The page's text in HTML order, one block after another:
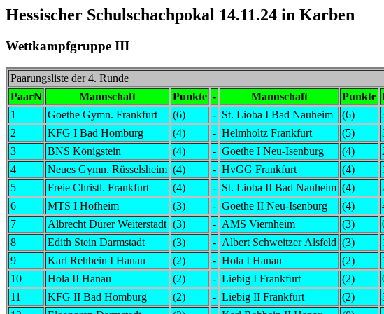
Hessischer Schulschachpokal 14.11.24 in Karben
Wettkampfgruppe III
Paarungsliste der 4. Runde
PaarN
Mannschaft Punkte - Mannschaft Punkte
1
Goethe Gymn. Frankfurt (6) - St. Lioba I Bad Nauheim (6)
2
KFG I Bad Homburg (4) - Helmholtz Frankfurt (5)
3
BNS Königstein (4) - Goethe I Neu-Isenburg (4)
4
Neues Gymn. Rüsselsheim (4) - HvGG Frankfurt (4)
5
Freie Christl. Frankfurt (4) - St. Lioba II Bad Nauheim (4)
6
MTS I Hofheim (3) - Goethe II Neu-Isenburg (4)
7
Albrecht Dürer Weiterstadt (3) - AMS Viernheim (3)
8
Edith Stein Darmstadt (3) - Albert Schweitzer Alsfeld (3)
9
Karl Rehbein I Hanau (2) - Hola I Hanau (2)
10
Hola II Hanau (2) - Liebig I Frankfurt (2)
11
KFG II Bad Homburg (2) - Liebig II Frankfurt (2)